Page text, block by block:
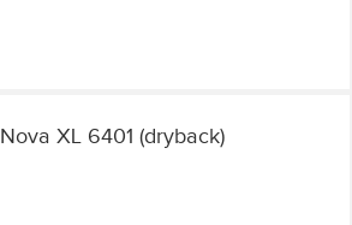
Nova XL 6401 (dryback)